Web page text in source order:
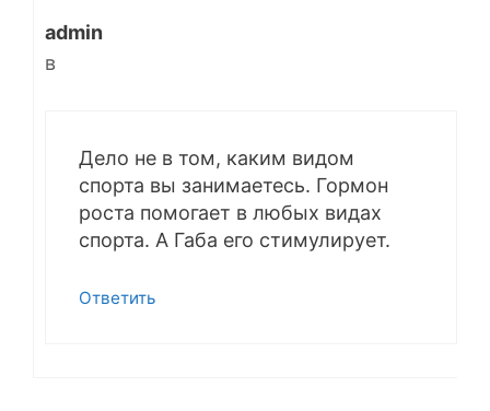
admin
в
Дело не в том, каким видом
спорта вы занимаетесь. Гормон
роста помогает в любых видах
спорта. А Габа его стимулирует.
Ответить